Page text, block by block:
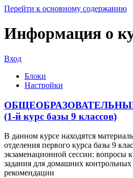
Перейти к основному содержанию
Информация о
Вход
Блоки
Настройки
(1-й курс базы 9 классов)
В данном курсе находятся
отделения первого курса базы 9
экзаменационной сессии: вопросы
задания для домашних контрольных
рекомендации